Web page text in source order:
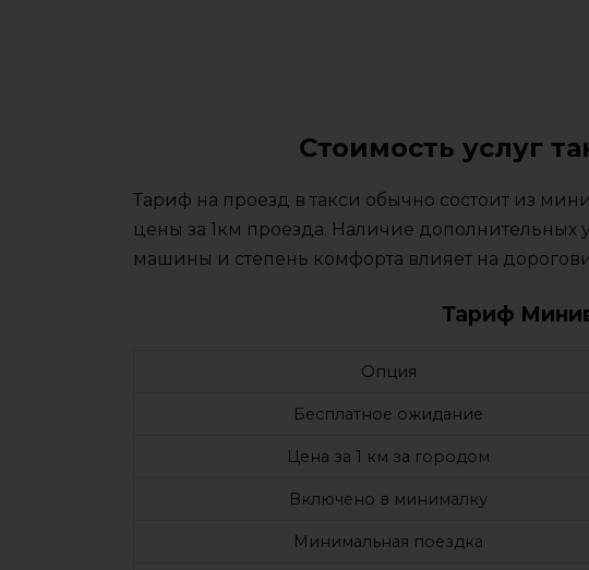
Стоимость услуг
Тариф на проезд в такси обычно состоит из
цены за 1км проезда. Наличие дополнительных
машины и степень комфорта влияет на
Тариф
Опция
Бесплатное ожидание
Цена за 1 км за городом
Включено в минималку
Минимальная поездка